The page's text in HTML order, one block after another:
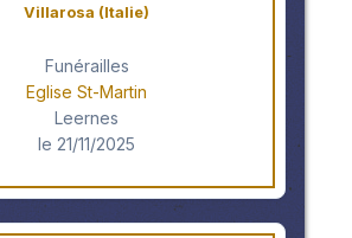
Villarosa (Italie)
Funérailles
Eglise St-Martin
Leernes
le 21/11/2025